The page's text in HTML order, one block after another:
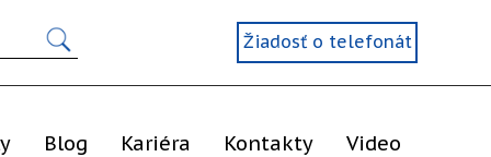
Žiadosť o telefonát
Blog Kariéra Kontakty Video